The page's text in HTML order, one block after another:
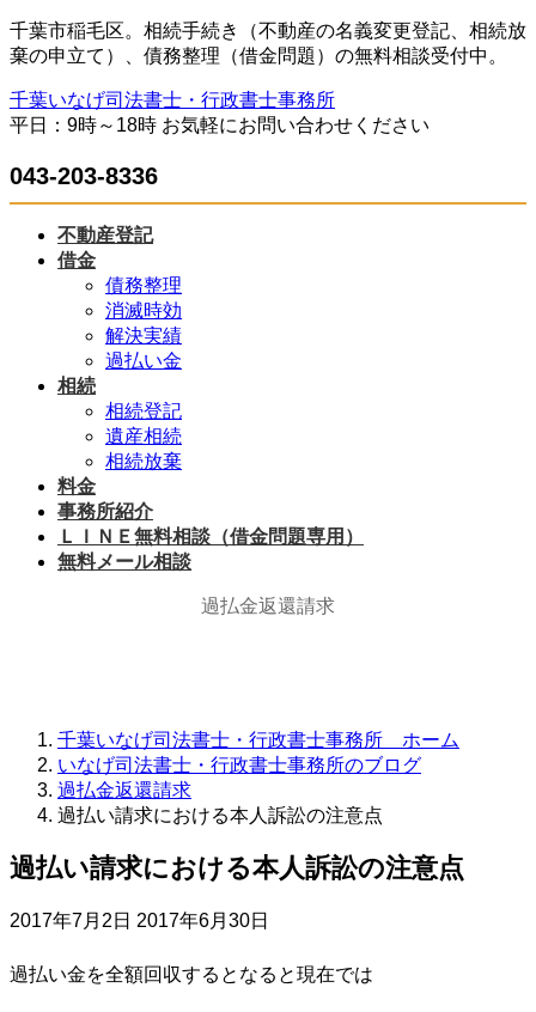
コ
ン
ン
ツ
ス
キ
ナ
ビ
ー
シ
ン
に
千葉市稲毛区。相続手続き（不動産の名義変更登記、相続放
棄の申立て）、債務整理（借金問題）の無料相談受付中。
千葉いなげ司法書士・行政書士事務所
平日：9時～18時 お気軽にお問い合わせください
043-203-8336
不動産登記
借金
債務整理
消滅時効
解決実績
過払い金
相続
相続登記
遺産相続
相続放棄
料金
事務所紹介
ＬＩＮＥ無料相談（借金問題専用）
無料メール相談
過払金返還請求
千葉いなげ司法書士・行政書士事務所 ホーム
いなげ司法書士・行政書士事務所のブログ
過払金返還請求
過払い請求における本人訴訟の注意点
過払い請求における本人訴訟の注意点
2017年7月2日 最
更
2017年6月30日
過払い金を全額回収するとなると現在では